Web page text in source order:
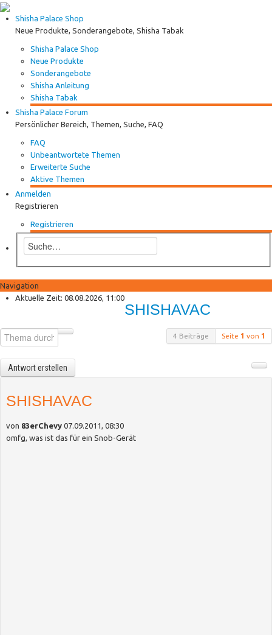
Shisha Palace Shop
Neue Produkte, Sonderangebote, Shisha Tabak
Shisha Palace Shop
Neue Produkte
Sonderangebote
Shisha Anleitung
Shisha Tabak
Shisha Palace Forum
Persönlicher Bereich, Themen, Suche, FAQ
FAQ
Unbeantwortete Themen
Erweiterte Suche
Aktive Themen
Anmelden
Registrieren
Registrieren
Navigation
Anmelden
Neue Produkte
Sonderangebote
Aktuelle Zeit: 08.08.2026, 11:00
SHISHAVAC
4 Beiträge Seite 1 von 1
Antwort erstellen
SHISHAVAC
von 83erChevy 07.09.2011, 08:30
omfg, was ist das für ein Snob-Gerät